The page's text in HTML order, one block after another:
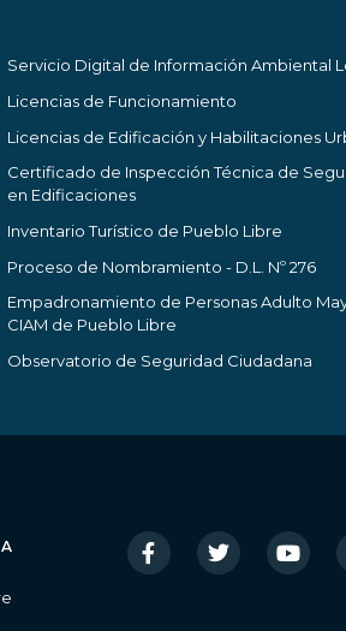
Servicio Digital de Información Ambiental
Licencias de Funcionamiento
Licencias de Edificación y Habilitaciones
Certificado de Inspección Técnica de
en Edificaciones
Inventario Turístico de Pueblo Libre
Proceso de Nombramiento - D.L. Nº 276
Empadronamiento de Personas Adulto
CIAM de Pueblo Libre
Observatorio de Seguridad Ciudadana